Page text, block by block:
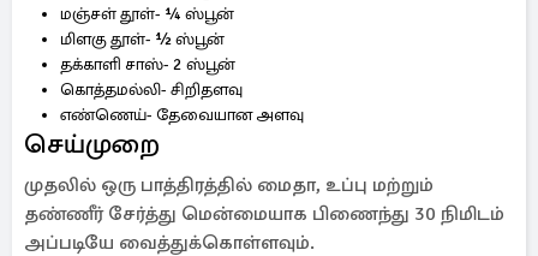
மஞ்சள் தூள்- ¼ ஸ்பூன்
மிளகு தூள்- ½ ஸ்பூன்
தக்காளி சாஸ்- 2 ஸ்பூன்
கொத்தமல்லி- சிறிதளவு
எண்ணெய்- தேவையான அளவு
செய்முறை
முதலில் ஒரு பாத்திரத்தில் மைதா, உப்பு மற்றும்
தண்ணீர் சேர்த்து மென்மையாக பிணைந்து 30 நிமிடம்
அப்படியே வைத்துக்கொள்ளவும்.